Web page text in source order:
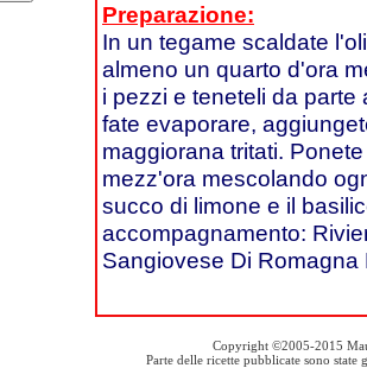
Preparazione:
In un tegame scaldate
almeno un quarto d'ora
i pezzi e teneteli da parte
fate evaporare,
maggiorana tritati.
mezz'ora mescolando
succo di limone e il
accompagnamento:
Sangiovese Di
Copyright ©2005-2015
Parte delle ricette pubblicate sono state